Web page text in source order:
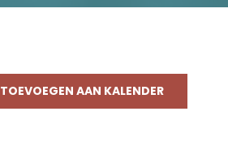
TOEVOEGEN AAN KALENDER